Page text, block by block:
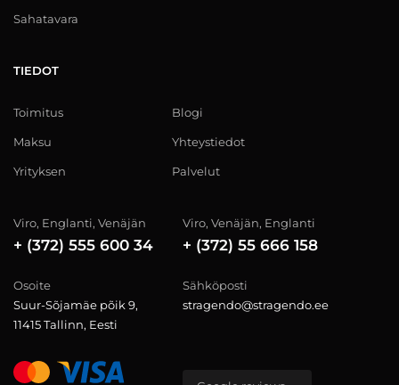
Sahatavara
TIEDOT
Toimitus
Maksu
Yrityksen
Blogi
Yhteystiedot
Palvelut
Viro, Englanti, Venäjän
+ (372) 555 600 34
Viro, Venäjän, Englanti
+ (372) 55 666 158
Osoite
Suur-Sõjamäe põik 9,
11415 Tallinn, Eesti
Sähköposti
stragendo@stragendo.ee